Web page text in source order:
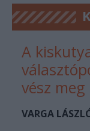
A
vész meg
VARGA